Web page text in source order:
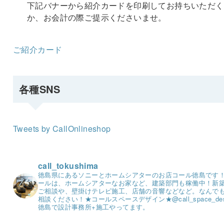
下記バナーから紹介カードを印刷してお持ちいただく
か、お会計の際ご提示くださいませ。
ご紹介カード
各種SNS
Tweets by CallOnlineshop
call_tokushima
徳島県にあるソニーとホームシアターのお店コール徳島です
ールは、ホームシアターなお家など、建築部門も稼働中！ 新
ご相談や、壁掛けテレビ施工、店舗の音響などなど。 なんで
相談ください！ ★コールスペースデザイン★
徳島で設計事務所+施工やってます。